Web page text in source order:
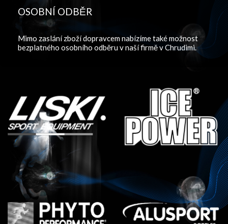
OSOBNÍ ODBĚR
Mimo zaslání zboží dopravcem nabízíme také možnost
bezplatného osobního odběru v naší firmě v Chrudimi.